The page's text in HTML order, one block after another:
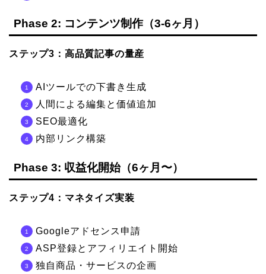
Phase 2: コンテンツ制作（3-6ヶ月）
ステップ3：高品質記事の量産
AIツールでの下書き生成
人間による編集と価値追加
SEO最適化
内部リンク構築
Phase 3: 収益化開始（6ヶ月〜）
ステップ4：マネタイズ実装
Googleアドセンス申請
ASP登録とアフィリエイト開始
独自商品・サービスの企画